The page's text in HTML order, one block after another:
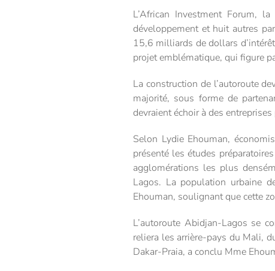
L’African Investment Forum,
développement et huit autres
15,6 milliards de dollars
projet emblématique, qui figure
La construction de l’autoroute
majorité, sous forme de
devraient échoir à des entreprises
Selon Lydie Ehouman,
présenté les études
agglomérations les plus
Lagos. La population urbaine
Ehouman, soulignant que cette
L’autoroute Abidjan-Lagos se
reliera les arrière-pays du Mali,
Dakar-Praia, a conclu Mme